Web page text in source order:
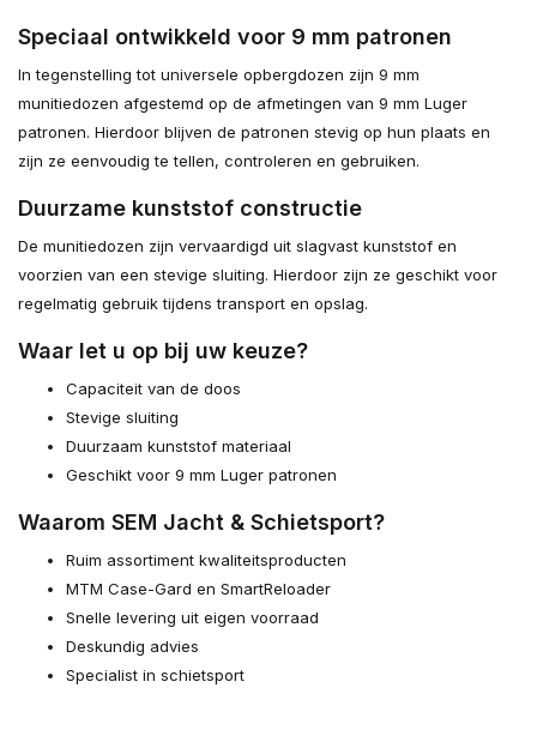
Speciaal ontwikkeld voor 9 mm patronen
In tegenstelling tot universele opbergdozen zijn 9 mm
munitiedozen afgestemd op de afmetingen van 9 mm Luger
patronen. Hierdoor blijven de patronen stevig op hun plaats en
zijn ze eenvoudig te tellen, controleren en gebruiken.
Duurzame kunststof constructie
De munitiedozen zijn vervaardigd uit slagvast kunststof en
voorzien van een stevige sluiting. Hierdoor zijn ze geschikt voor
regelmatig gebruik tijdens transport en opslag.
Waar let u op bij uw keuze?
Capaciteit van de doos
Stevige sluiting
Duurzaam kunststof materiaal
Geschikt voor 9 mm Luger patronen
Waarom SEM Jacht & Schietsport?
Ruim assortiment kwaliteitsproducten
MTM Case-Gard en SmartReloader
Snelle levering uit eigen voorraad
Deskundig advies
Specialist in schietsport